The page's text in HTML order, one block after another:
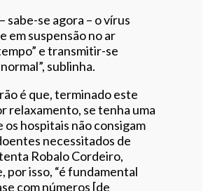
sabe-se agora – o vírus
em suspensão no ar
e transmitir-se
sublinha.
é que, terminado este
relaxamento, se tenha uma
os hospitais não consigam
necessitados de
Robalo Cordeiro,
por isso, “é fundamental
com números [de